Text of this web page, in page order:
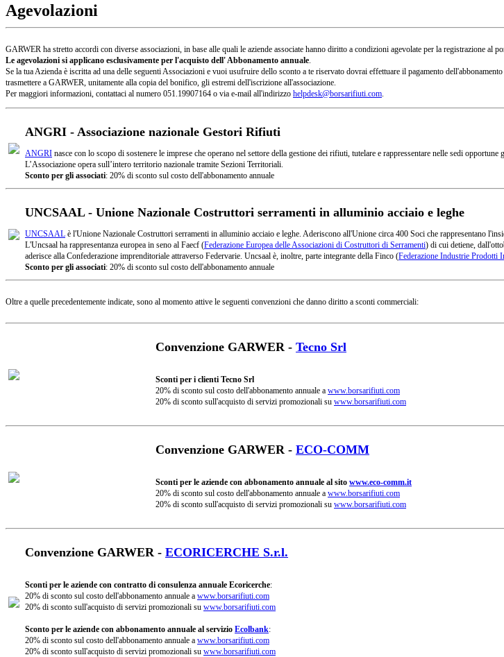
Agevolazioni
GARWER ha stretto accordi con diverse associazioni, in base alle quali le aziende associate hanno diritto a condizioni agevolate per la registrazione al
Le agevolazioni si applicano esclusivamente per l'acquisto dell' Abbonamento annuale.
Se la tua Azienda è iscritta ad una delle seguenti Associazioni e vuoi usufruire dello sconto a te riservato dovrai effettuare il pagamento
trasmettere a GARWER, unitamente alla copia del bonifico, gli estremi dell'iscrizione all'associazione.
Per maggiori informazioni, contattaci al numero 051.19907164 o via e-mail all'indirizzo helpdesk@borsarifiuti.com.
ANGRI - Associazione nazionale Gestori Rifiuti
ANGRI nasce con lo scopo di sostenere le imprese che operano nel settore della gestione dei rifiuti, tutelare e rappressentare nelle sedi
L’Associazione opera sull’intero territorio nazionale tramite Sezioni Territoriali.
Sconto per gli associati: 20% di sconto sul costo dell'abbonamento annuale
UNCSAAL - Unione Nazionale Costruttori serramenti in alluminio acciaio e leghe
UNCSAAL è l'Unione Nazionale Costruttori serramenti in alluminio acciaio e leghe. Aderiscono all'Unione circa 400 Soci che rappresentano
L'Uncsaal ha rappresentanza europea in seno al Faecf (Federazione Europea delle Associazioni di Costruttori di Serramenti) di cui detiene,
aderisce alla Confederazione imprenditoriale attraverso Federvarie. Uncsaal è, inoltre, parte integrante della Finco (Federazione Industrie Prodotti
Sconto per gli associati: 20% di sconto sul costo dell'abbonamento annuale
Oltre a quelle precedentemente indicate, sono al momento attive le seguenti convenzioni che danno diritto a sconti commerciali:
Convenzione GARWER - Tecno Srl
Sconti per i clienti Tecno Srl
20% di sconto sul costo dell'abbonamento annuale a www.borsarifiuti.com
20% di sconto sull'acquisto di servizi promozionali su www.borsarifiuti.com
Convenzione GARWER - ECO-COMM
Sconti per le aziende con abbonamento annuale al sito www.eco-comm.it
20% di sconto sul costo dell'abbonamento annuale a www.borsarifiuti.com
20% di sconto sull'acquisto di servizi promozionali su www.borsarifiuti.com
Convenzione GARWER - ECORICERCHE S.r.l.
Sconti per le aziende con contratto di consulenza annuale Ecoricerche:
20% di sconto sul costo dell'abbonamento annuale a www.borsarifiuti.com
20% di sconto sull'acquisto di servizi promozionali su www.borsarifiuti.com
Sconto per le aziende con abbonamento annuale al servizio Ecolbank:
20% di sconto sul costo dell'abbonamento annuale a www.borsarifiuti.com
20% di sconto sull'acquisto di servizi promozionali su www.borsarifiuti.com